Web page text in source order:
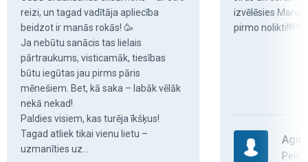
reizi, un tagad vadītāja apliecība
beidzot ir manās rokās! 🥳
Ja nebūtu sanācis tas lielais
pārtraukums, visticamāk, tiesības
būtu iegūtas jau pirms pāris
mēnešiem. Bet, kā saka – labāk vēlāk
nekā nekad!
Paldies visiem, kas turēja īkšķus!
Tagad atliek tikai vienu lietu –
uzmanīties uz...
izvēlēsies
pirmo